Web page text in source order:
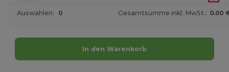
Auswahlen: 0 Gesamtsumme inkl. MwSt.: 0.00
In den Warenkorb